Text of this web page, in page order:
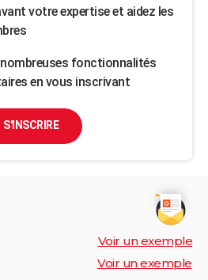
votre expertise et aidez les
fonctionnalités
en vous inscrivant
S'INSCRIRE
Voir un exemple
Voir un exemple